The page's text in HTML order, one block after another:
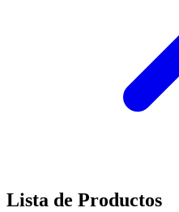
Lista de Productos